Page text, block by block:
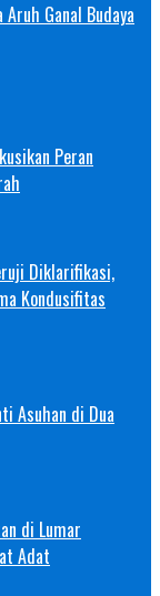
Ganal Budaya
Peran
Diklarifikasi,
Kondusifitas
Asuhan di Dua
di Lumar
Adat